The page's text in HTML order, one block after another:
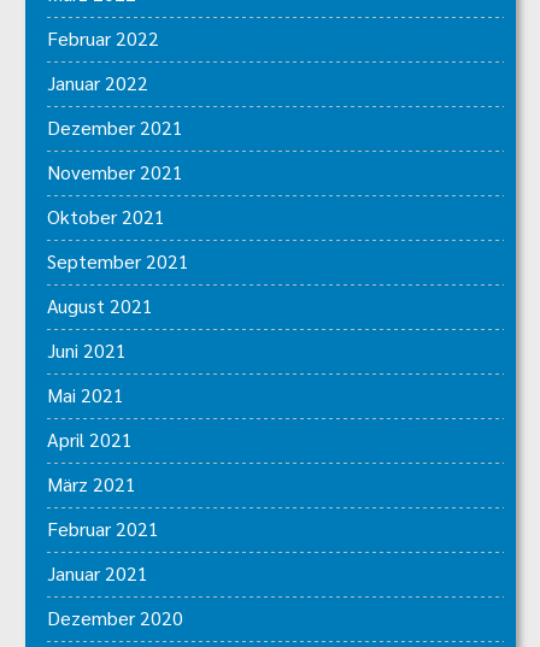
Februar 2022
Januar 2022
Dezember 2021
November 2021
Oktober 2021
September 2021
August 2021
Juni 2021
Mai 2021
April 2021
März 2021
Februar 2021
Januar 2021
Dezember 2020